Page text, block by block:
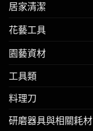
居家清潔
花藝工具
園藝資材
工具類
料理刀
研磨器具與相關耗材